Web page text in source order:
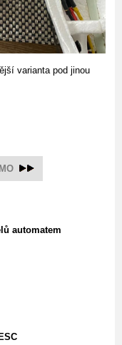
varianta pod jinou
automatem